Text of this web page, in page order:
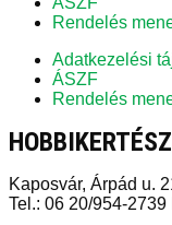
Rendelés
Adatkezelési
ÁSZF
Rendelés
Kaposvár, Árpád u.
Tel.: 06 20/954-2739